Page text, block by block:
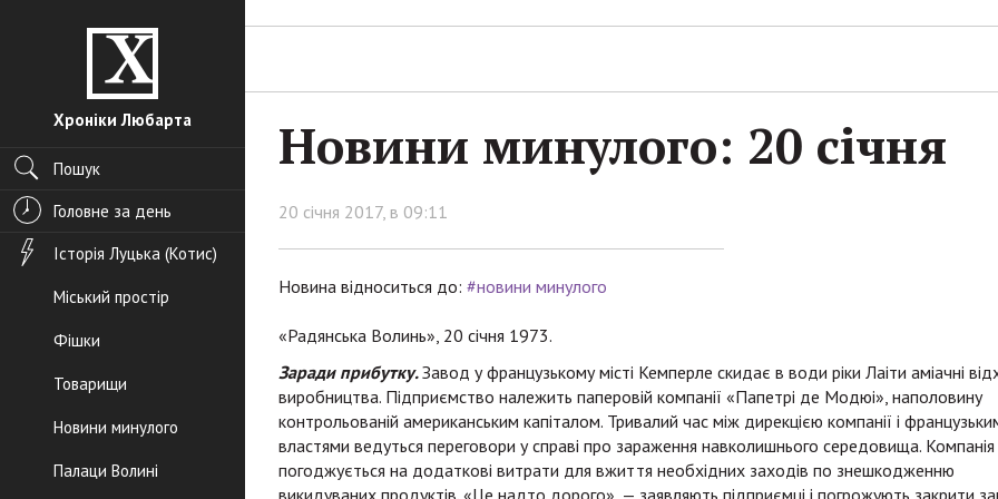
Хроніки Любарта
Пошук
Головне за день
Історія Луцька (Котис)
Міський простір
Фішки
Товарищи
Новини минулого
Палаци Волині
Новини минулого: 20 січня
20 січня 2017, в 09:11
Новина відноситься до: #новини минулого
«Радянська Волинь», 20 січня 1973.
Заради прибутку.Завод у французькому місті Кемперле скидає в води ріки Лаіти аміачні
виробництва. Підприємство належить паперовій компанії «Папетрі де Модюі», наполовину
контрольованій американським капіталом. Тривалий час між дирекцією компанії і
властями ведуться переговори у справі про зараження навколишнього середовища. Компанія
погоджується на додаткові витрати для вжиття необхідних заходів по знешкодженню
викидуваних продуктів. «Це надто дорого», — заявляють підприємці і погрожують закрити